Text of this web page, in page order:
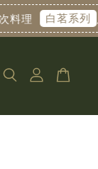
白茗系列 用